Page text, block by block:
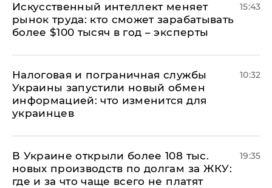
Искусственный интеллект меняет
рынок труда: кто сможет зарабатывать
более $100 тысяч в год – эксперты
15:43
Налоговая и пограничная службы
Украины запустили новый обмен
информацией: что изменится для
украинцев
10:32
В Украине открыли более 108 тыс.
новых производств по долгам за ЖКУ:
где и за что чаще всего не платят
19:35